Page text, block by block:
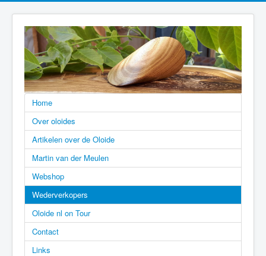
Home
Over oloides
Artikelen over de Oloide
Martin van der Meulen
Webshop
Wederverkopers
Oloide nl on Tour
Contact
Links